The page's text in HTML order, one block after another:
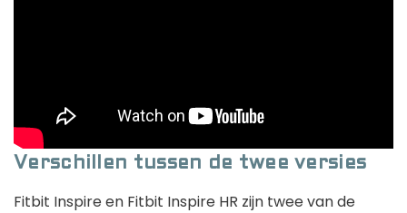
Verschillen tussen de twee versies
Fitbit Inspire en Fitbit Inspire HR zijn twee van de